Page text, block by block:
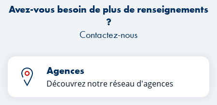
Avez-vous besoin de plus de renseignements
?
Contactez-nous
Agences
Découvrez notre réseau d'agences